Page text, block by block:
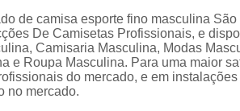
longa
Camisas
sociais
masculinas
de camisa esporte fino masculina
De Camisetas Profissionais, e
Camisaria Masculina, Modas
e Roupa Masculina. Para uma maior
do mercado, e em
no mercado.